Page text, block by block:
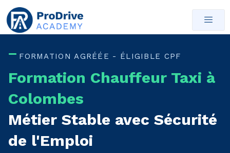
FORMATION AGRÉÉE - ÉLIGIBLE CPF
Formation Chauffeur Taxi à
Colombes
Métier Stable avec Sécurité
de l'Emploi